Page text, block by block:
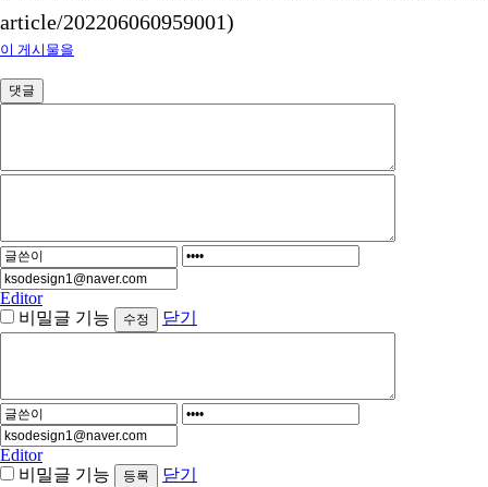
article/202206060959001)
이 게시물을
댓글
Editor
비밀글 기능
닫기
Editor
비밀글 기능
닫기